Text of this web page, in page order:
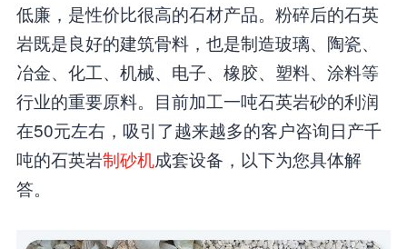
低廉，是性价比很高的石材产品。粉碎后的石英
岩既是良好的建筑骨料，也是制造玻璃、陶瓷、
冶金、化工、机械、电子、橡胶、塑料、涂料等
行业的重要原料。目前加工一吨石英岩砂的利润
在50元左右，吸引了越来越多的客户咨询日产千
吨的石英岩制砂机成套设备，以下为您具体解
答。